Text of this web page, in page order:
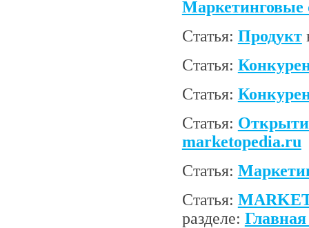
Маркетинговые
Статья: Продукт
Статья:
Статья:
Статья:
marketopedia.ru
Статья:
Статья:
разделе: